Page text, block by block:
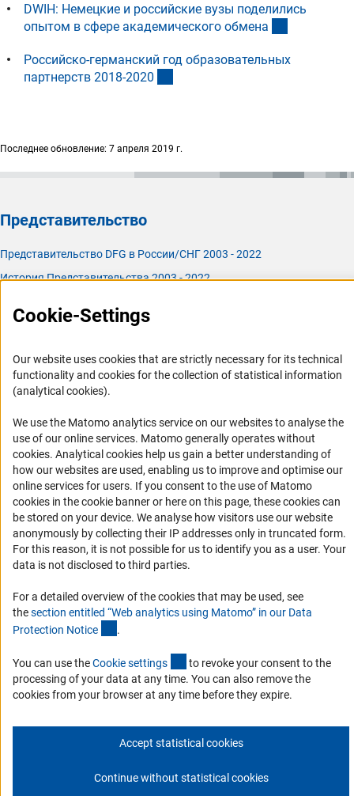
DWIH: Немецкие и российские вузы поделились
опытом в сфере академического обмена
Российско-германский год образовательных
партнерств 2018-2020
Последнее обновление: 7 апреля 2019 г.
Представительство
Представительство DFG в России/СНГ 2003 - 2022
История Представительства 2003 - 2022
Профиль DFG
Задачи DFG
История DFG
Совместные конкурсы с российскими партнёрскими
организациями
Партнёры DFG в России
Часто задаваемые вопросы (FAQ)
DFG Newsletter
Receive news from the DFG directly in your mailbox.
Subscribe
Контакты Политика конфиденциальности Выходные данные
Cookie-Settings
Our website uses cookies that are strictly necessary for its technical
functionality and cookies for the collection of statistical information
(analytical cookies).
We use the Matomo analytics service on our websites to analyse the
use of our online services. Matomo generally operates without
cookies(Anc
. Analytical cookies help us gain a better understanding of
how our websites are used, enabling us to improve and optimise our
online services for users. If you consent to the use of Matomo
cookies in the cookie banner or here on this page, these cookies can
be stored on your device. We analyse how visitors use our website
anonymously by collecting their IP addresses only in truncated form.
For this reason, it is not possible for us to identify you as a user. Your
data is not disclosed to third parties.
For a detailed overview of the cookies that may be used, see
thesection entitled “Web analytics using Matomo” in our Data
Protection Notice .
You can use theCookie settings (externer Link)
to revoke your consent to the
processing of your data at any time. You can also remove the
cookies from your browser at any time before they expire.
Accept statistical cookies
Continue without statistical cookies